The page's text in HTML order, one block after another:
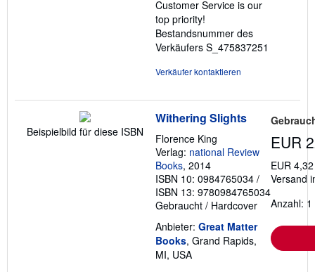
Customer Service is our
top priority!
Bestandsnummer des
Verkäufers S_475837251
Verkäufer kontaktieren
Beispielbild für diese ISBN
Withering Slights
Florence King
Verlag: national Review
Books, 2014
ISBN 10: 0984765034 /
ISBN 13: 9780984765034
Gebraucht / Hardcover
Anbieter: Great Matter
Books, Grand Rapids,
MI, USA
EUR
EUR
Versand
Anzahl: